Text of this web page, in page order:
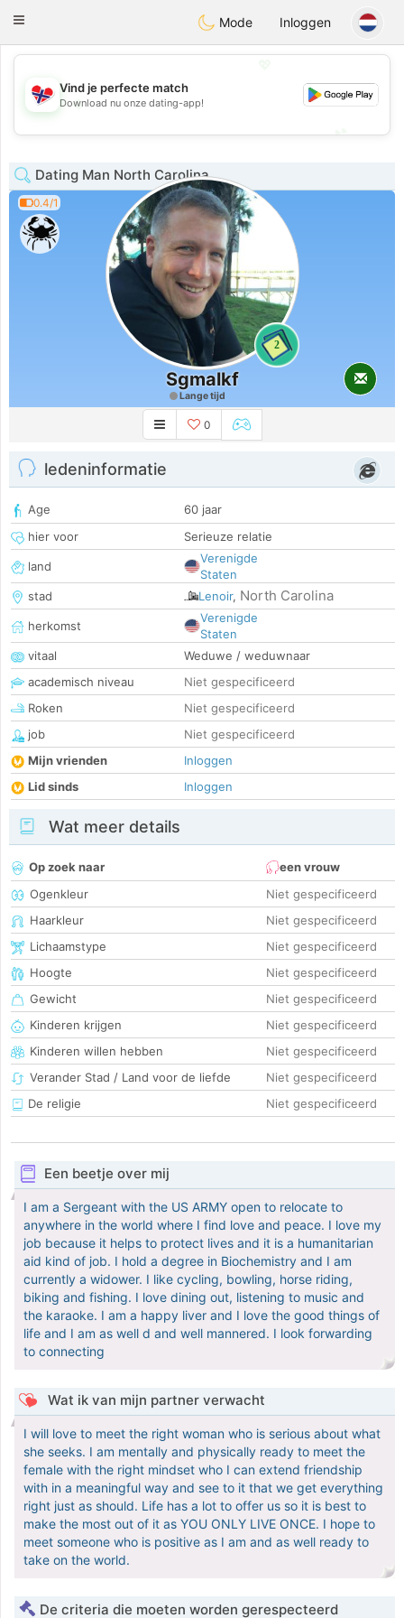
EkteNordmenn
Toggle
Mode Inloggen
💖
💕
Vind je perfecte match
Download nu onze dating-app!
Dating Man North Carolina
0.4/1
2
Sgmalkf
Lange tijd
0
ledeninformatie
Age
60 jaar
hier voor
Serieuze relatie
land
Verenigde
Staten
stad
Lenoir, North Carolina
herkomst
Verenigde
Staten
vitaal
Weduwe / weduwnaar
academisch niveau
Niet gespecificeerd
Roken
Niet gespecificeerd
job
Niet gespecificeerd
Mijn vrienden
Inloggen
Lid sinds
Inloggen
Wat meer details
Op zoek naar
een vrouw
Ogenkleur
Niet gespecificeerd
Haarkleur
Niet gespecificeerd
Lichaamstype
Niet gespecificeerd
Hoogte
Niet gespecificeerd
Gewicht
Niet gespecificeerd
Kinderen krijgen
Niet gespecificeerd
Kinderen willen hebben
Niet gespecificeerd
Verander Stad / Land voor de liefde
Niet gespecificeerd
De religie
Niet gespecificeerd
Een beetje over mij
I am a Sergeant with the US ARMY open to relocate to
anywhere in the world where I find love and peace. I love my
job because it helps to protect lives and it is a humanitarian
aid kind of job. I hold a degree in Biochemistry and I am
currently a widower. I like cycling, bowling, horse riding,
biking and fishing. I love dining out, listening to music and
the karaoke. I am a happy liver and I love the good things of
life and I am as well d and well mannered. I look forwarding
to connecting
Wat ik van mijn partner verwacht
I will love to meet the right woman who is serious about what
she seeks. I am mentally and physically ready to meet the
female with the right mindset who I can extend friendship
with in a meaningful way and see to it that we get everything
right just as should. Life has a lot to offer us so it is best to
make the most out of it as YOU ONLY LIVE ONCE. I hope to
meet someone who is positive as I am and as well ready to
take on the world.
De criteria die moeten worden gerespecteerd